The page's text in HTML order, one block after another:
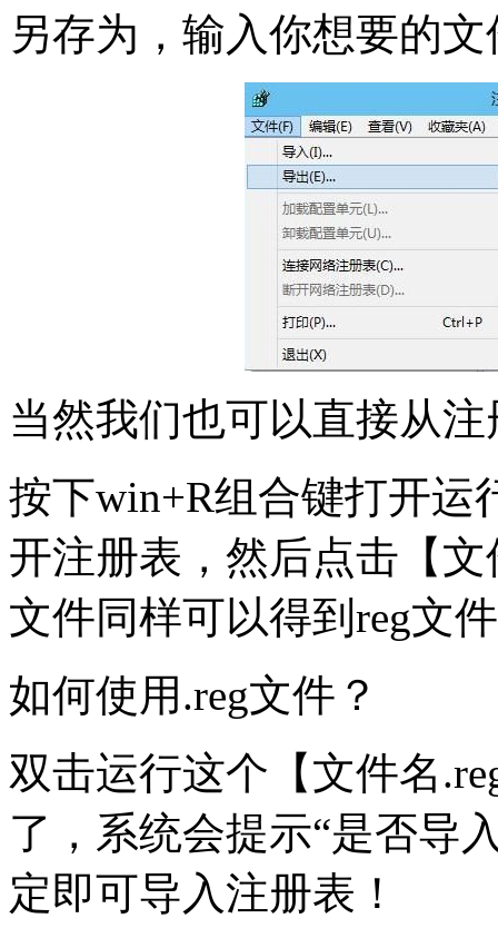
另存为，输入你想要的
当然我们也可以直接从
按下win+R组合键打开运
开注册表，然后点击【
文件同样可以得到reg文
如何使用.reg文件？
双击运行这个【文件名
了，系统会提示“是否导
定即可导入注册表！